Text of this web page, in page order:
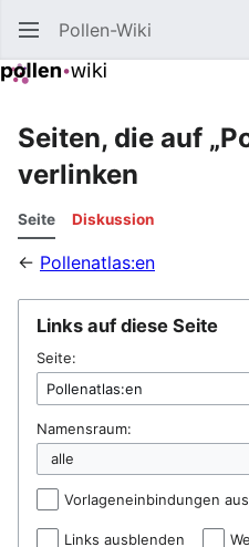
Pollen-Wiki
Seiten, die auf
verlinken
Seite Diskussion
← Pollenatlas:en
Links auf diese Seite
Seite:
Namensraum:
Vorlageneinbindungen
Links ausblenden